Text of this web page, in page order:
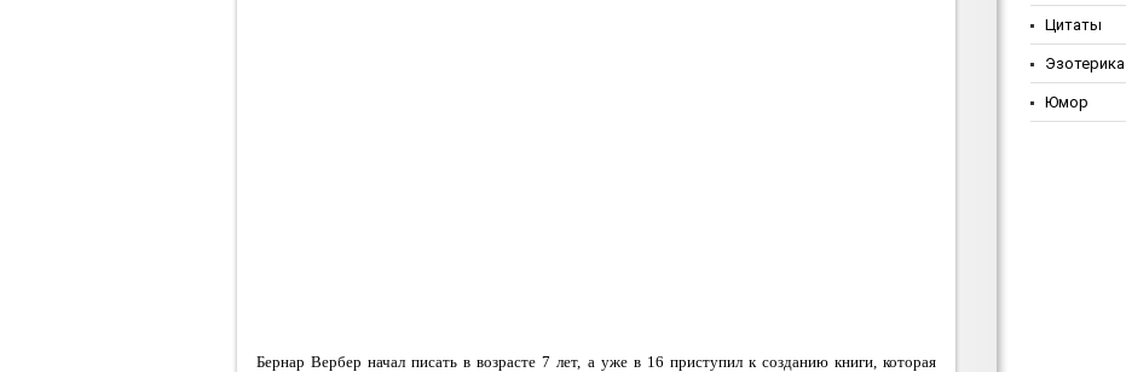
Бернар Вербер начал писать в возрасте 7 лет, а уже в 16 приступил к созданию книги, которая
Цитаты
Эзотерика
Юмор